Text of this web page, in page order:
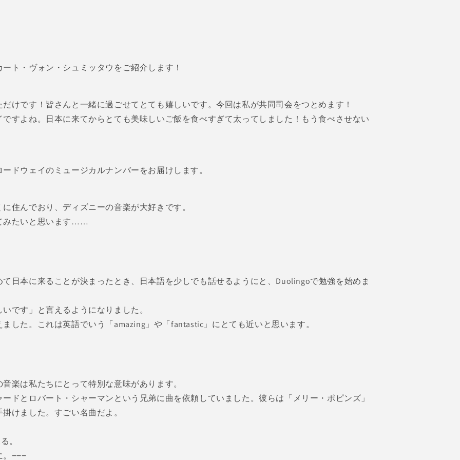
ト・ヴォン・シュミッタウをご紹介します！
けです！皆さんと一緒に過ごせてとても嬉しいです。今回は私が共同司会をつとめます！
すよね。日本に来てからとても美味しいご飯を食べすぎて太ってしました！もう食べさせない
ドウェイのミュージカルナンバーをお届けします。
住んでおり、ディズニーの音楽が大好きです。
みたいと思います……
日本に来ることが決まったとき、日本語を少しでも話せるようにと、Duolingoで勉強を始めま
です」と言えるようになりました。
した。これは英語でいう「amazing」や「fantastic」にとても近いと思います。
楽は私たちにとって特別な意味があります。
ドとロバート・シャーマンという兄弟に曲を依頼していました。彼らは「メリー・ポピンズ」
けました。すごい名曲だよ。
。
。−−−